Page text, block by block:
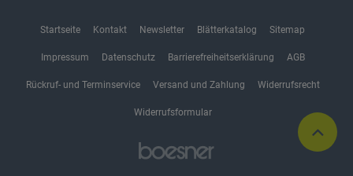
Startseite Kontakt Newsletter Blätterkatalog Sitemap
Impressum Datenschutz Barrierefreiheitserklärung AGB
Rückruf- und Terminservice Versand und Zahlung Widerrufsrecht
Widerrufsformular